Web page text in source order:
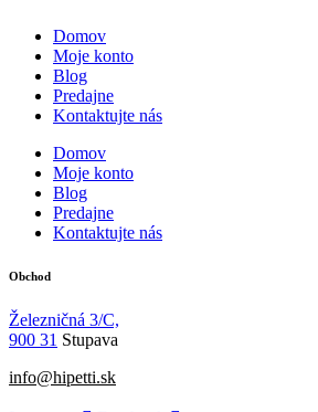
Domov
Moje konto
Blog
Predajne
Kontaktujte nás
Domov
Moje konto
Blog
Predajne
Kontaktujte nás
Obchod
Železničná 3/C,
900 31 Stupava
info@hipetti.sk